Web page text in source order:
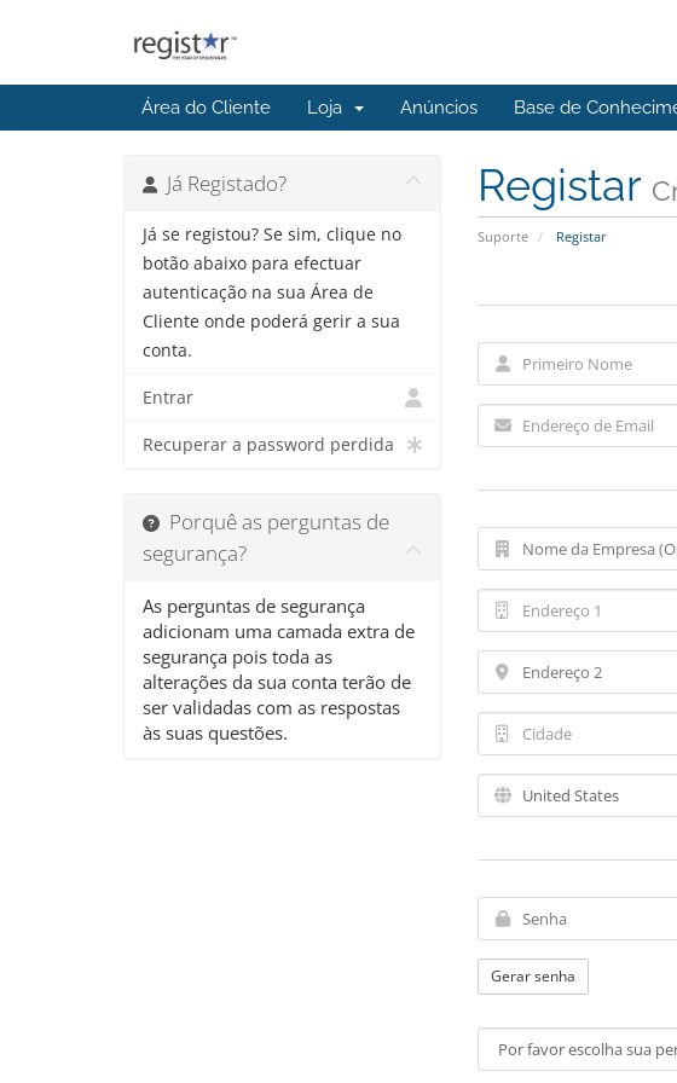
Área do Cliente Loja Anúncios Base de
Registar
Suporte Registar
Já Registado?
Já se registou? Se sim, clique no
botão abaixo para efectuar
autenticação na sua Área de
Cliente onde poderá gerir a sua
conta.
Entrar
Recuperar a password perdida
Gerar senha
Porquê as perguntas de
segurança?
As perguntas de segurança
adicionam uma camada extra de
segurança pois toda as
alterações da sua conta terão de
ser validadas com as respostas
às suas questões.